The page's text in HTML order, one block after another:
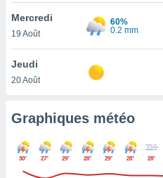
cas,
que
sur le
et que
ne
Mercredi
19 Août
60%
0.2 mm
Jeudi
20 Août
Graphiques météo
30° 27° 29° 28° 29° 28° 28°